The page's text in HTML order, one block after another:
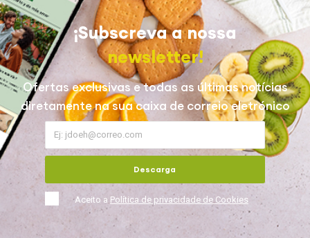
¡Subscreva a nossa
newsletter!
Ofertas exclusivas e todas as últimas notícias
diretamente na sua caixa de correio eletrónico
Aceito a Política de privacidade de Cookies
Descarga